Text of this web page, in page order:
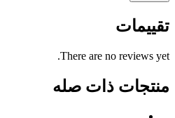
تقييمات
There are no reviews yet.
منتجات ذات صله